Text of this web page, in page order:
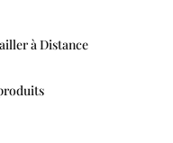
à Distance